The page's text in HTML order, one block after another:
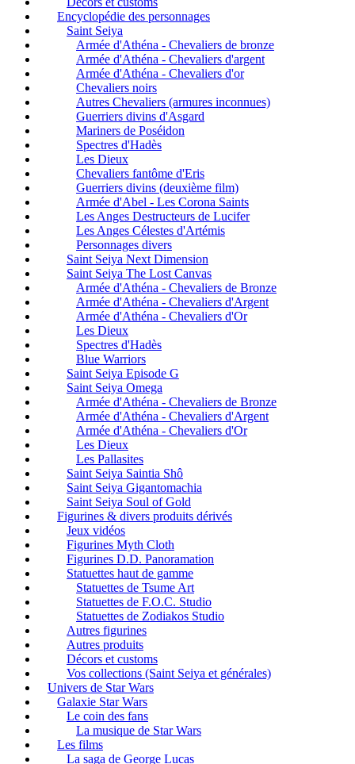
Encyclopédie des personnages
Saint Seiya
Armée d'Athéna - Chevaliers de bronze
Armée d'Athéna - Chevaliers d'argent
Armée d'Athéna - Chevaliers d'or
Chevaliers noirs
Autres Chevaliers (armures inconnues)
Guerriers divins d'Asgard
Mariners de Poséidon
Spectres d'Hadès
Les Dieux
Chevaliers fantôme d'Eris
Guerriers divins (deuxième film)
Armée d'Abel - Les Corona Saints
Les Anges Destructeurs de Lucifer
Les Anges Célestes d'Artémis
Personnages divers
Saint Seiya Next Dimension
Saint Seiya The Lost Canvas
Armée d'Athéna - Chevaliers de Bronze
Armée d'Athéna - Chevaliers d'Argent
Armée d'Athéna - Chevaliers d'Or
Les Dieux
Spectres d'Hadès
Blue Warriors
Saint Seiya Episode G
Saint Seiya Omega
Armée d'Athéna - Chevaliers de Bronze
Armée d'Athéna - Chevaliers d'Argent
Armée d'Athéna - Chevaliers d'Or
Les Dieux
Les Pallasites
Saint Seiya Saintia Shô
Saint Seiya Gigantomachia
Saint Seiya Soul of Gold
Figurines & divers produits dérivés
Jeux vidéos
Figurines Myth Cloth
Figurines D.D. Panoramation
Statuettes haut de gamme
Statuettes de Tsume Art
Statuettes de F.O.C. Studio
Statuettes de Zodiakos Studio
Autres figurines
Autres produits
Décors et customs
Vos collections (Saint Seiya et générales)
Univers de Star Wars
Galaxie Star Wars
Le coin des fans
La musique de Star Wars
Les films
La saga de George Lucas